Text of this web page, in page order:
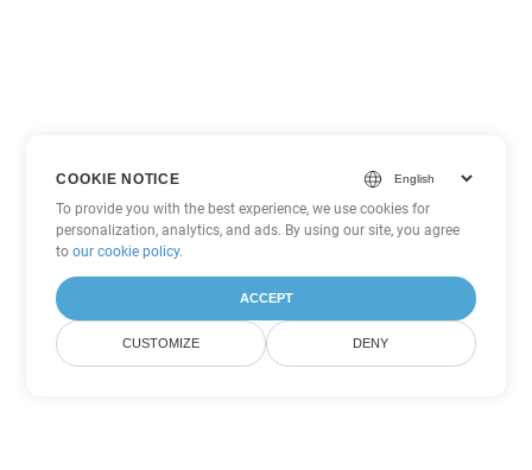
COOKIE NOTICE
To provide you with the best experience, we use cookies for
personalization, analytics, and ads. By using our site, you agree
toour cookie policy.
ACCEPT
CUSTOMIZE DENY